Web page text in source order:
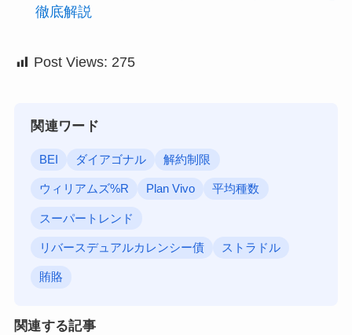
徹底解説
Post Views: 275
関連ワード
BEI ダイアゴナル 解約制限
ウィリアムズ%R Plan Vivo 平均種数
スーパートレンド
リバースデュアルカレンシー債 ストラドル
賄賂
関連する記事